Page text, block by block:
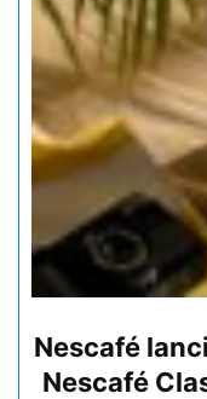
Nescafé
Nescafé